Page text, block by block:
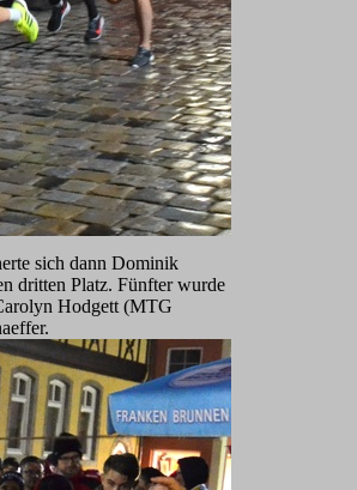
sich dann Dominik
dritten Platz. Fünfter wurde
Hodgett (MTG